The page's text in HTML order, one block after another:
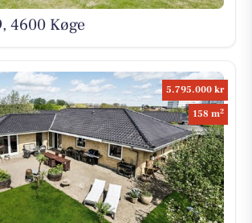
4600 Køge
5.795.000 kr
158 m2